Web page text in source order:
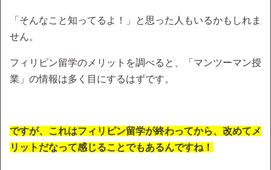
「そんなこと知ってるよ！」と思った人もいるかもしれま
せん。
フィリピン留学のメリットを調べると、「マンツーマン授
業」の情報は多く目にするはずです。
ですが、これはフィリピン留学が終わってから、改めてメ
リットだなって感じることでもあるんですね！